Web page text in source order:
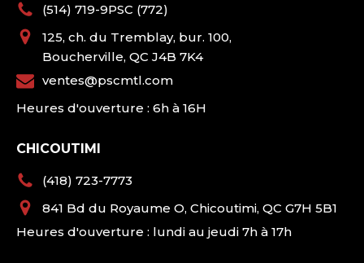
(514) 719-9PSC (772)
125, ch. du Tremblay, bur. 100,
Boucherville, QC J4B 7K4
ventes@pscmtl.com
Heures d'ouverture : 6h à 16H
CHICOUTIMI
(418) 723-7773
841 Bd du Royaume O, Chicoutimi, QC G7H 5B1
Heures d'ouverture : lundi au jeudi 7h à 17h